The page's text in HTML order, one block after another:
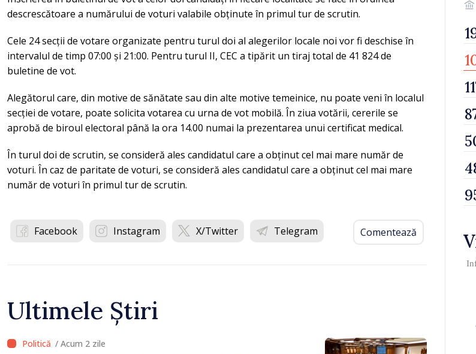
descrescătoare a numărului de voturi valabile obținute în primul tur de scrutin.
Cele 24 secții de votare organizate pentru turul doi al alegerilor locale noi vor fi deschise în
intervalul de timp 07:00 și 21:00. Pentru turul II, CEC a tipărit un tiraj total de 41 824 de
buletine de vot.
Alegătorul care, din motive de sănătate sau din alte motive temeinice, nu poate veni în localul
secției de votare, poate solicita votarea cu urna de vot mobilă. În ziua votării, cererile se
aprobă de biroul electoral până la ora 14.00 numai la prezentarea unui certificat medical.
În turul doi de scrutin, se consideră ales candidatul care a obținut cel mai mare număr de
voturi. În caz de paritate de voturi, se consideră ales candidatul care a obținut cel mai mare
număr de voturi în primul tur de scrutin.
Facebook Instagram X/Twitter Telegram Comentează
Ultimele Știri
/ Acum 2 zile